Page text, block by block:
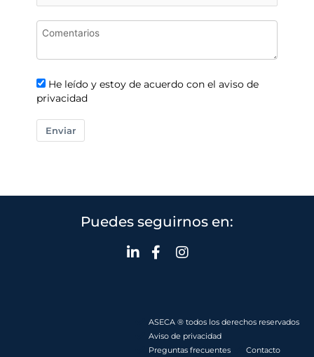
He leído y estoy de acuerdo con el aviso de
privacidad
Enviar
Puedes seguirnos en:
ASECA ® todos los derechos reservados
Aviso de privacidad
Preguntas frecuentes
Contacto